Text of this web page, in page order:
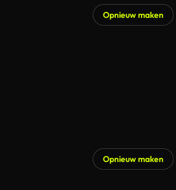
Opnieuw maken
Opnieuw maken